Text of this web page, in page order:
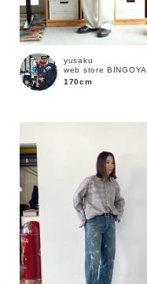
yusaku
web store BINGOYA
170cm